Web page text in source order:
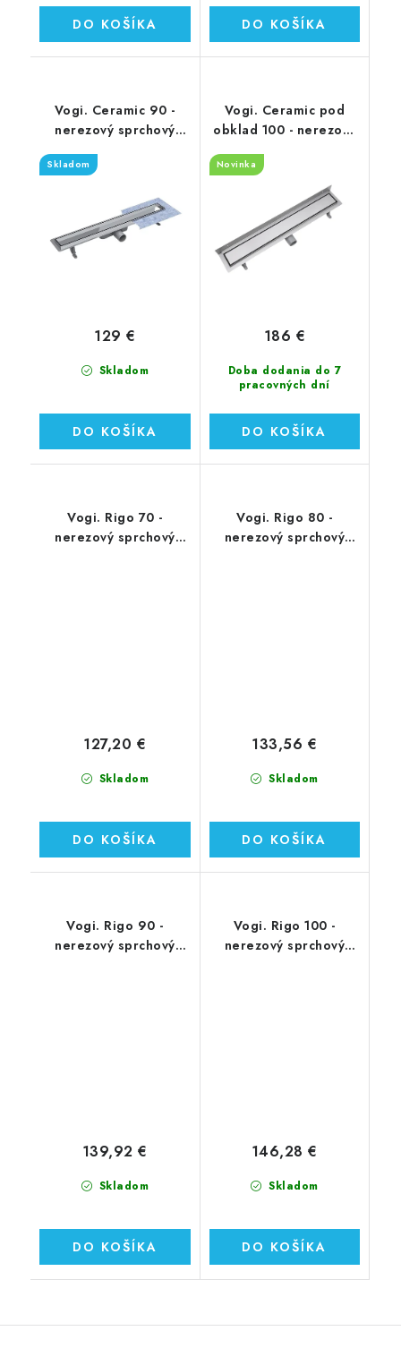
DO KOŠÍKA DO KOŠÍKA
Vogi. Ceramic 90 -
nerezový sprchový
Skladom
Skladom
129 €
DO KOŠÍKA
Vogi. Ceramic pod
obklad 100 - nerezový
(RD100set.W)
Novinka
Doba dodania do 7
pracovných dní
186 €
DO KOŠÍKA
Vogi. Rigo 70 -
nerezový sprchový
Skladom
127,20 €
DO KOŠÍKA
Vogi. Rigo 80 -
nerezový sprchový
Skladom
133,56 €
DO KOŠÍKA
Vogi. Rigo 90 -
nerezový sprchový
Skladom
139,92 €
DO KOŠÍKA
Vogi. Rigo 100 -
nerezový sprchový
Skladom
146,28 €
DO KOŠÍKA